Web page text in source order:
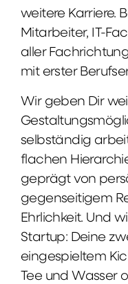
weitere Karriere.
Mitarbeiter, IT-
aller
mit erster
Wir geben Dir
selbständig
flachen
geprägt von
gegenseitigem
Ehrlichkeit. Und
Startup: Deine
eingespieltem
Tee und Wasser